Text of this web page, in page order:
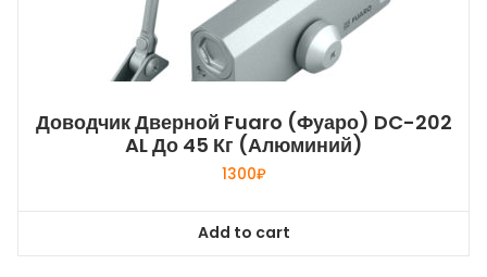
Доводчик Дверной Fuaro (Фуаро) DC-202
AL До 45 Кг (алюминий)
1300₽
Add to cart